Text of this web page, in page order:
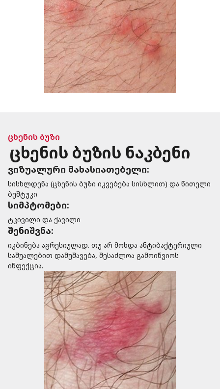
ცხენის ბუზი
ცხენის ბუზის ნაკბენი
ვიზუალური მახასიათებელი:
სისხლდენა (ცხენის ბუზი იკვებება სისხლით) და წითელი
ბუშტუკი
სიმპტომები:
ტკივილი და ქავილი
შენიშვნა:
იკბინება აგრესიულად. თუ არ მოხდა ანტიბაქტერიული
საშუალებით დამუშავება, შესაძლოა გამოიწვიოს
ინფექცია.